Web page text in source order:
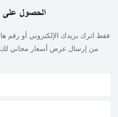
الحصول على
فقط اترك بريدك الإلكتروني أو رقم
من إرسال عرض أسعار مجاني لك